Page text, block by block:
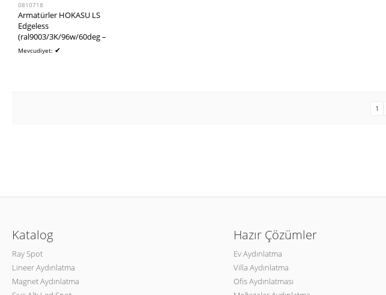
0810718
Armatürler HOKASU LS
Edgeless
(ral9003/3K/96w/60deg –
2959,8mm/112)
Mevcudiyet: ✔
1
Katalog
Ray Spot
Lineer Aydınlatma
Magnet Aydınlatma
Hazır Çözümler
Ev Aydınlatma
Villa Aydınlatma
Ofis Aydınlatması